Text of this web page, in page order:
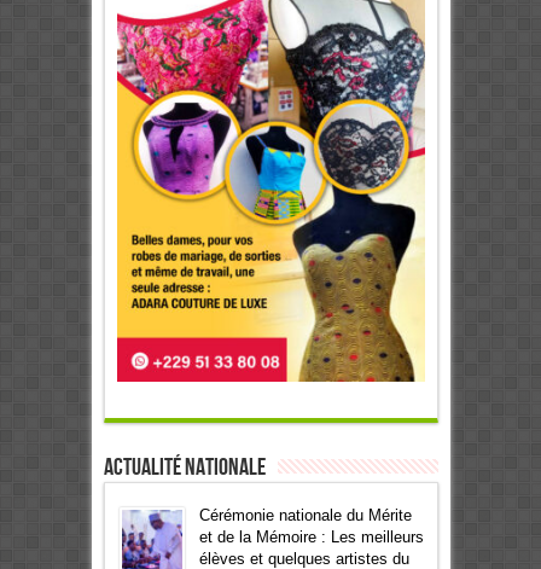
Actualité Nationale
Cérémonie nationale du Mérite
et de la Mémoire : Les meilleurs
élèves et quelques artistes du